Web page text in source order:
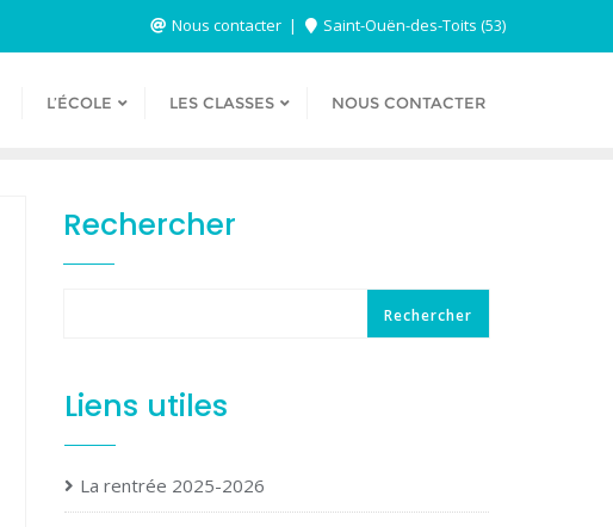
Nous contacter Saint-Ouën-des-Toits (53)
L’ÉCOLE LES CLASSES NOUS CONTACTER
Rechercher
Rechercher
Liens utiles
La rentrée 2025-2026